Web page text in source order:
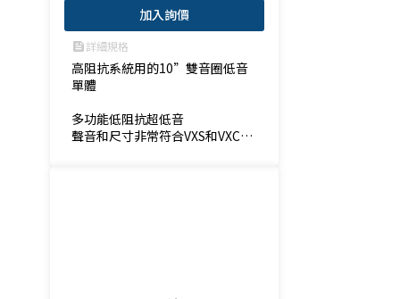
加入詢價
feed詳細規格
高阻抗系統用的10”雙音圈低音
單體
多功能低阻抗超低音
聲音和尺寸非常符合VXS和VXC系